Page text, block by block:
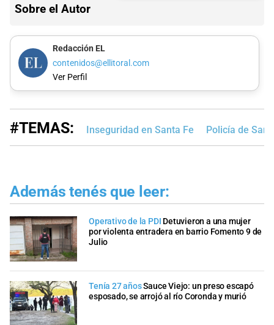
Sobre el Autor
Redacción EL
contenidos@ellitoral.com
Ver Perfil
#TEMAS: Inseguridad en Santa Fe Policía de
Además tenés que leer:
Operativo de la PDI Detuvieron a una mujer
por violenta entradera en barrio Fomento 9 de
Julio
Tenía 27 añosSauce Viejo: un preso escapó
esposado, se arrojó al río Coronda y murió